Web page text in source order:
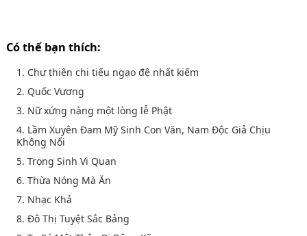
Có thể bạn thích:
1. Chư thiên chi tiếu ngạo đệ nhất kiếm
2. Quốc Vương
3. Nữ xứng nàng một lòng lễ Phật
4. Lầm Xuyên Đam Mỹ Sinh Con Văn, Nam Độc Giả Chịu
Không Nổi
5. Trọng Sinh Vi Quan
6. Thừa Nóng Mà Ăn
7. Nhạc Khả
8. Đô Thị Tuyệt Sắc Bảng